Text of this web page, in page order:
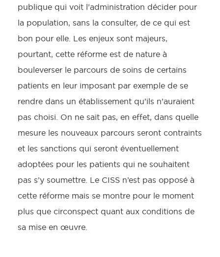
publique qui voit l’administration décider pour
la population, sans la consulter, de ce qui est
bon pour elle. Les enjeux sont majeurs,
pourtant, cette réforme est de nature à
bouleverser le parcours de soins de certains
patients en leur imposant par exemple de se
rendre dans un établissement qu’ils n’auraient
pas choisi. On ne sait pas, en effet, dans quelle
mesure les nouveaux parcours seront contraints
et les sanctions qui seront éventuellement
adoptées pour les patients qui ne souhaitent
pas s’y soumettre. Le CISS n’est pas opposé à
cette réforme mais se montre pour le moment
plus que circonspect quant aux conditions de
sa mise en œuvre.